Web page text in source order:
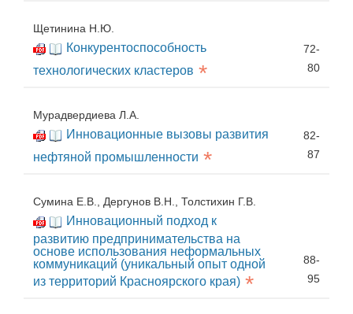
Щетинина Н.Ю.
Конкурентоспособность
технологических кластеров *
72-
80
Мурадвердиева Л.А.
Инновационные вызовы развития
нефтяной промышленности *
82-
87
Сумина Е.В., Дергунов В.Н., Толстихин Г.В.
Инновационный подход к
развитию предпринимательства на
основе использования неформальных
коммуникаций (уникальный опыт одной
из территорий Красноярского края) *
88-
95